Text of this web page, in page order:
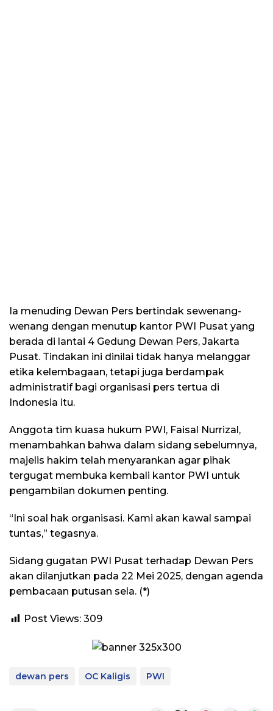
Ia menuding Dewan Pers bertindak sewenang-
wenang dengan menutup kantor PWI Pusat yang
berada di lantai 4 Gedung Dewan Pers, Jakarta
Pusat. Tindakan ini dinilai tidak hanya melanggar
etika kelembagaan, tetapi juga berdampak
administratif bagi organisasi pers tertua di
Indonesia itu.
Anggota tim kuasa hukum PWI, Faisal Nurrizal,
menambahkan bahwa dalam sidang sebelumnya,
majelis hakim telah menyarankan agar pihak
tergugat membuka kembali kantor PWI untuk
pengambilan dokumen penting.
“Ini soal hak organisasi. Kami akan kawal sampai
tuntas,” tegasnya.
Sidang gugatan PWI Pusat terhadap Dewan Pers
akan dilanjutkan pada 22 Mei 2025, dengan agenda
pembacaan putusan sela. (*)
Post Views: 309
dewan pers OC Kaligis PWI